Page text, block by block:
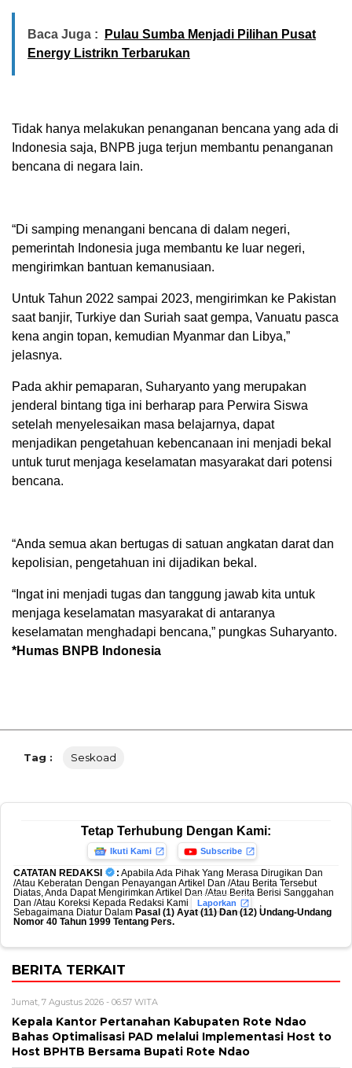
Baca Juga :
Pulau Sumba Menjadi Pilihan Pusat
Energy Listrikn Terbarukan
Tidak hanya melakukan penanganan bencana yang ada di
Indonesia saja, BNPB juga terjun membantu penanganan
bencana di negara lain.
“Di samping menangani bencana di dalam negeri,
pemerintah Indonesia juga membantu ke luar negeri,
mengirimkan bantuan kemanusiaan.
Untuk Tahun 2022 sampai 2023, mengirimkan ke Pakistan
saat banjir, Turkiye dan Suriah saat gempa, Vanuatu pasca
kena angin topan, kemudian Myanmar dan Libya,”
jelasnya.
Pada akhir pemaparan, Suharyanto yang merupakan
jenderal bintang tiga ini berharap para Perwira Siswa
setelah menyelesaikan masa belajarnya, dapat
menjadikan pengetahuan kebencanaan ini menjadi bekal
untuk turut menjaga keselamatan masyarakat dari potensi
bencana.
“Anda semua akan bertugas di satuan angkatan darat dan
kepolisian, pengetahuan ini dijadikan bekal.
“Ingat ini menjadi tugas dan tanggung jawab kita untuk
menjaga keselamatan masyarakat di antaranya
keselamatan menghadapi bencana,” pungkas Suharyanto.
*Humas BNPB Indonesia
Tag : Seskoad
Tetap Terhubung Dengan Kami:
Ikuti Kami Subscribe
CATATAN REDAKSI : Apabila Ada Pihak Yang Merasa Dirugikan Dan
/Atau Keberatan Dengan Penayangan Artikel Dan /Atau Berita Tersebut
Diatas, Anda Dapat Mengirimkan Artikel Dan /Atau Berita Berisi Sanggahan
Dan /Atau Koreksi Kepada Redaksi Kami
Laporkan
,
Sebagaimana Diatur Dalam Pasal (1) Ayat (11) Dan (12) Undang-Undang
Nomor 40 Tahun 1999 Tentang Pers.
BERITA TERKAIT
Jumat, 7 Agustus 2026 - 06:57 WITA
Kepala Kantor Pertanahan Kabupaten Rote Ndao
Bahas Optimalisasi PAD melalui Implementasi Host to
Host BPHTB Bersama Bupati Rote Ndao